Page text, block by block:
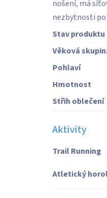
nošení, má
nezbytnosti po
Stav produktu
Věková
Pohlaví
Hmotnost
Střih oblečení
Aktivity
Trail Running
Atletický